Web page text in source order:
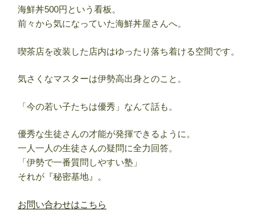
海鮮丼500円という看板。
前々から気になっていた海鮮丼屋さんへ。
喫茶店を改装した店内はゆったり落ち着ける空間です。
気さくなマスターは伊勢高出身とのこと。
「今の若い子たちは優秀」なんて話も。
優秀な生徒さんの才能が発揮できるように。
一人一人の生徒さんの疑問に全力回答。
「伊勢で一番質問しやすい塾」
それが『秘密基地』。
お問い合わせはこちら